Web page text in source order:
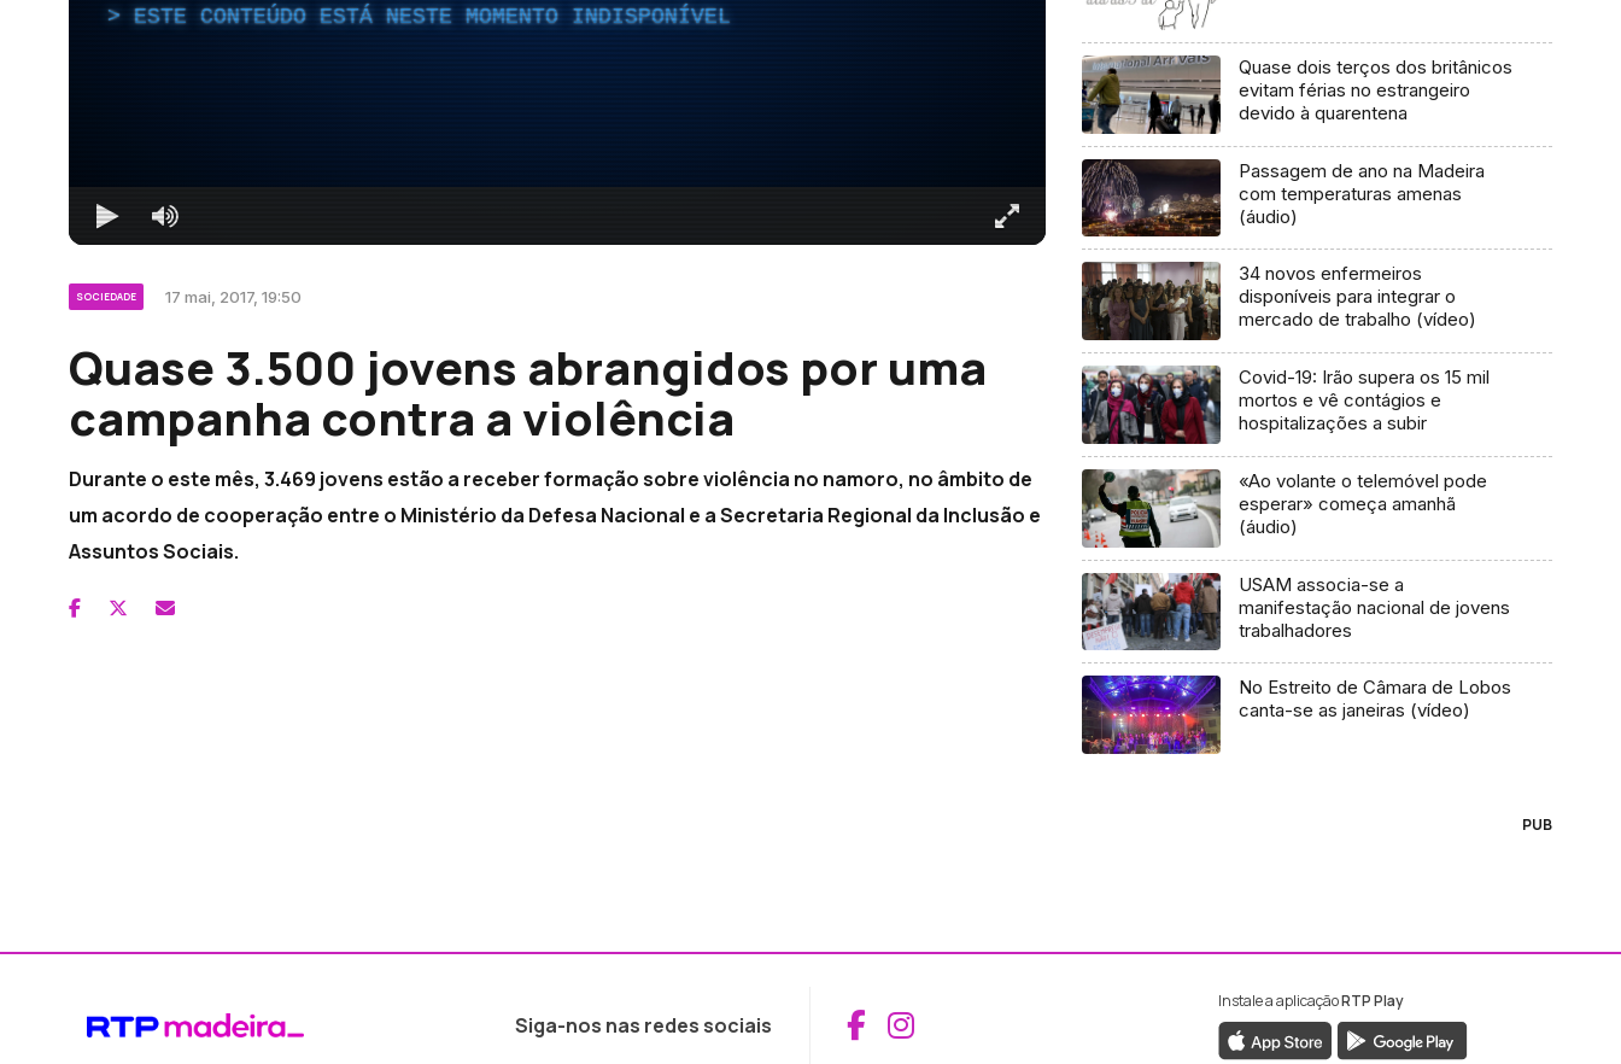
ESTE CONTEÚDO ESTÁ NESTE MOMENTO INDISPONÍVEL
SOCIEDADE 17 mai, 2017, 19:50
Quase 3.500 jovens abrangidos por uma
campanha contra a violência
Durante o este mês, 3.469 jovens estão a receber formação sobre violência no namoro, no âmbito de
um acordo de cooperação entre o Ministério da Defesa Nacional e a Secretaria Regional da Inclusão e
Assuntos Sociais.
Quase dois terços dos britânicos
evitam férias no estrangeiro
devido à quarentena
Passagem de ano na Madeira
com temperaturas amenas
(áudio)
34 novos enfermeiros
disponíveis para integrar o
mercado de trabalho (vídeo)
Covid-19: Irão supera os 15 mil
mortos e vê contágios e
hospitalizações a subir
«Ao volante o telemóvel pode
esperar» começa amanhã
(áudio)
USAM associa-se a
manifestação nacional de jovens
trabalhadores
No Estreito de Câmara de Lobos
canta-se as janeiras (vídeo)
PUB
Siga-nos nas redes sociais Aceder ao Facebook da RTP Madeira
Aceder ao Instagram da RTP Madeira
Instale a aplicaçãoRTP Play